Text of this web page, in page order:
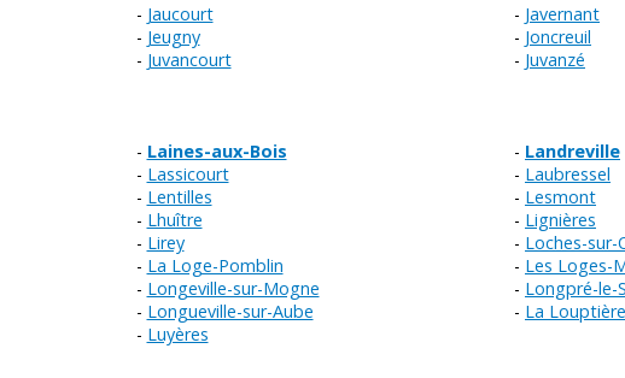
Jaucourt
Javernant
Jeugny
Joncreuil
Juvancourt
Juvanzé
Laines-aux-Bois
Landreville
Lassicourt
Laubressel
Lentilles
Lesmont
Lhuître
Lignières
Lirey
Loches-sur-
La Loge-Pomblin
Les Loges-
Longeville-sur-Mogne
Longpré-le-
Longueville-sur-Aube
La
Luyères